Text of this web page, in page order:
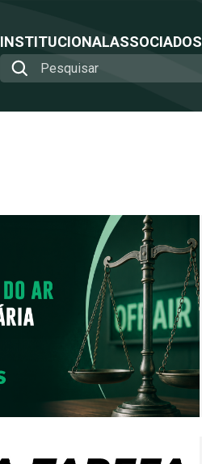
INSTITUCIONALASSOCIADOS